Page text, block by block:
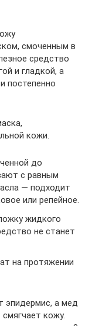
смоченным в
средство
и гладкой, а
постепенно
кожи.
до
с равным
— подходит
или репейное.
жидкого
не станет
на протяжении
эпидермис, а мед
кожу.